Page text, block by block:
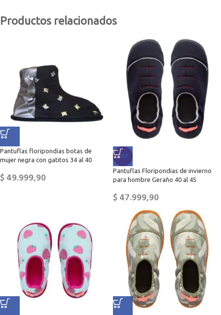
Productos relacionados
Pantuflas floripondias botas de
mujer negra con gatitos 34 al 40
$49.999,90
HOT
Pantuflas Floripondias de invierno
para hombre Geraño 40 al 45
$47.999,90